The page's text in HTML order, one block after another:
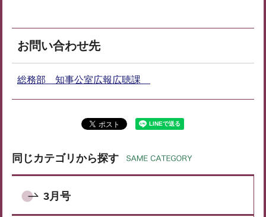
お問い合わせ先
総務部 知事公室広報広聴課
同じカテゴリから探す
3月号